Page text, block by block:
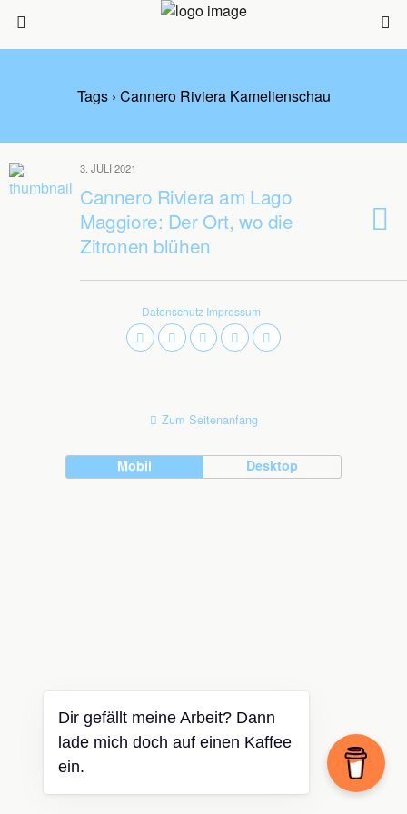
Tags › Cannero Riviera Kamelienschau
3. JULI 2021
Cannero Riviera am Lago
Maggiore: Der Ort, wo die
Zitronen blühen
Datenschutz Impressum
Zum Seitenanfang
Mobil Desktop
Dir gefällt meine Arbeit? Dann
lade mich doch auf einen Kaffee
ein.